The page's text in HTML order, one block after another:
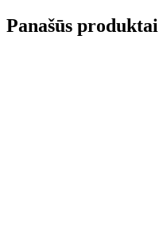
Panašūs produktai